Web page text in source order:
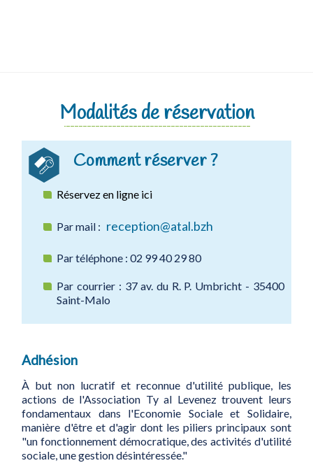
Modalités de réservation
Comment réserver ?
Réservez en ligne ici
Par mail : reception@atal.bzh
Par téléphone : 02 99 40 29 80
Par courrier : 37 av. du R. P. Umbricht - 35400
Saint-Malo
Adhésion
À but non lucratif et reconnue d'utilité publique, les
actions de l'Association Ty al Levenez trouvent leurs
fondamentaux dans l'Economie Sociale et Solidaire,
manière d'être et d'agir dont les piliers principaux sont
"un fonctionnement démocratique, des activités d'utilité
sociale, une gestion désintéressée."